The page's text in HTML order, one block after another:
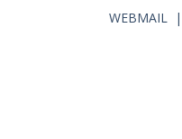
WEBMAIL |